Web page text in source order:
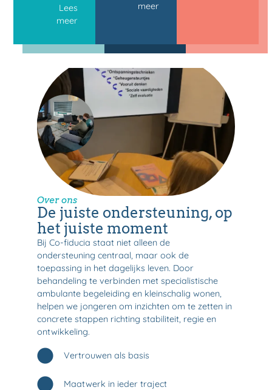
Lees
meer
meer
Over ons
De juiste ondersteuning, op
het juiste moment
Bij Co-fiducia staat niet alleen de
ondersteuning centraal, maar ook de
toepassing in het dagelijks leven. Door
behandeling te verbinden met specialistische
ambulante begeleiding en kleinschalig wonen,
helpen we jongeren om inzichten om te zetten in
concrete stappen richting stabiliteit, regie en
ontwikkeling.
Vertrouwen als basis
Maatwerk in ieder traject